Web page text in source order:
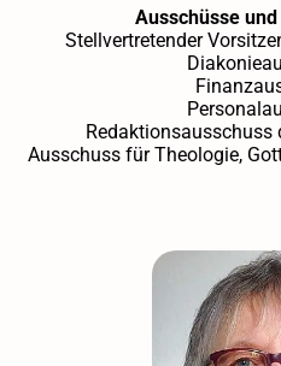
Ausschüsse
Stellvertretender
Redaktionsausschuss
Ausschuss für Theologie,